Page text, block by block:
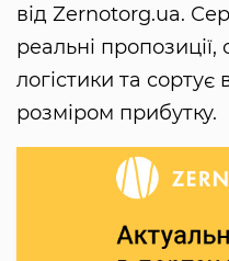
від Zernotorg.ua.
реальні
логістики та
розміром прибутку.